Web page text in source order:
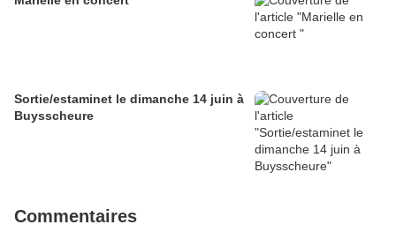
Sortie/estaminet le dimanche 14 juin à
Buysscheure
Commentaires